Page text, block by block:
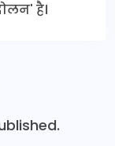
है।